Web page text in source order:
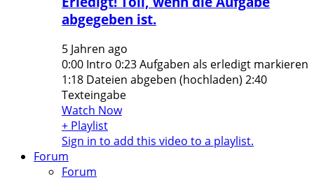
abgegeben ist.
5 Jahren ago
0:00 Intro 0:23 Aufgaben als erledigt markieren
1:18 Dateien abgeben (hochladen) 2:40
Texteingabe
Watch Now
+ Playlist
Sign in to add this video to a playlist.
Forum
Forum